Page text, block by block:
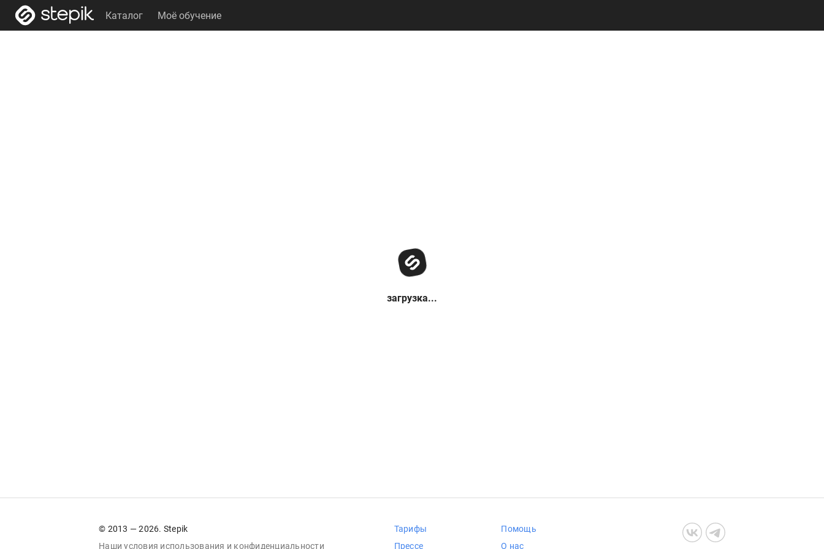
Каталог Моё обучение
загрузка...
© 2013 — 2026. Stepik
Наши условия использования и конфиденциальности
Тарифы
Прессе
Помощь
О нас